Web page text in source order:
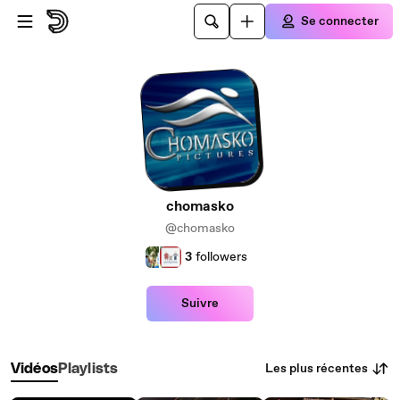
Passer au contenu principal
Se connecter
chomasko
@chomasko
3 followers
Suivre
VidéosPlaylists Les plus récentes